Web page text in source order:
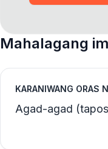
Mahalagang
KARANIWANG ORAS
Agad-agad